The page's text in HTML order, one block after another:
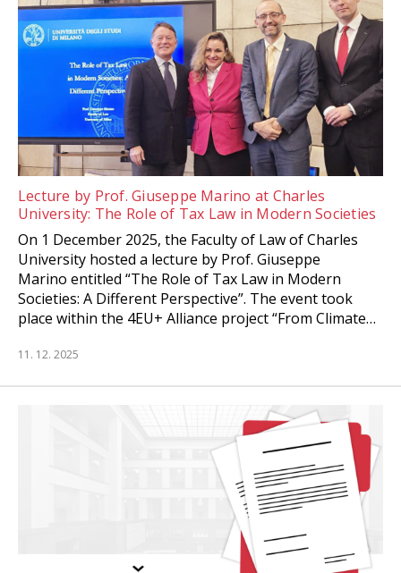
Lecture by Prof. Giuseppe Marino at Charles
University: The Role of Tax Law in Modern Societies
On 1 December 2025, the Faculty of Law of Charles
University hosted a lecture by Prof. Giuseppe
Marino entitled “The Role of Tax Law in Modern
Societies: A Different Perspective”. The event took
place within the 4EU+ Alliance project “From Climate…
11. 12. 2025